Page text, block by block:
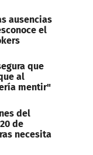
ausencias
el
que
al
mentir"
del
de
necesita